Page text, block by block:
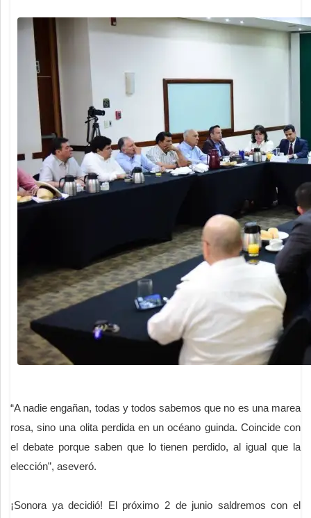
“A nadie engañan, todas y todos sabemos que no es una marea
rosa, sino una olita perdida en un océano guinda. Coincide con
el debate porque saben que lo tienen perdido, al igual que la
elección”, aseveró.
¡Sonora ya decidió! El próximo 2 de junio saldremos con el